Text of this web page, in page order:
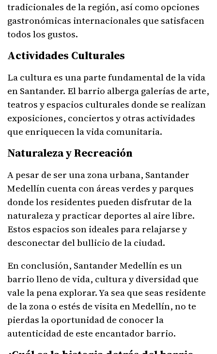
tradicionales de la región, así como opciones
gastronómicas internacionales que satisfacen
todos los gustos.
Actividades Culturales
La cultura es una parte fundamental de la vida
en Santander. El barrio alberga galerías de arte,
teatros y espacios culturales donde se realizan
exposiciones, conciertos y otras actividades
que enriquecen la vida comunitaria.
Naturaleza y Recreación
A pesar de ser una zona urbana, Santander
Medellín cuenta con áreas verdes y parques
donde los residentes pueden disfrutar de la
naturaleza y practicar deportes al aire libre.
Estos espacios son ideales para relajarse y
desconectar del bullicio de la ciudad.
En conclusión, Santander Medellín es un
barrio lleno de vida, cultura y diversidad que
vale la pena explorar. Ya sea que seas residente
de la zona o estés de visita en Medellín, no te
pierdas la oportunidad de conocer la
autenticidad de este encantador barrio.